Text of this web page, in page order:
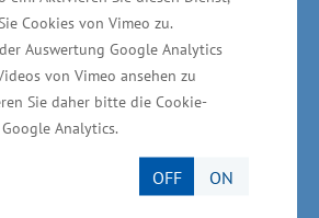
Cookies von Vimeo zu.
Auswertung Google Analytics
von Vimeo ansehen zu
Sie daher bitte die Cookie-
Analytics.
OFF ON
für Betriebe und
der Transformation der
Dabei geht es unter
mit Betrieben
Veränderung von
Führung und Kultur im